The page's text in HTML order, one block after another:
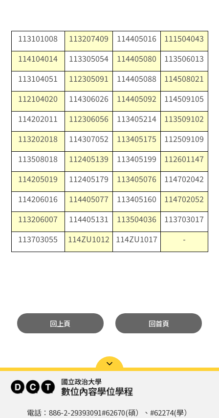
113101008 113207409 114405016
111504043
114104014
113305054 114405080
113506013
113104051
112305091 114405088
114508021
112104020
114306026 114405092
114509105
114202011
112306056 113405214
113509102
113202018
114307052 113405175
112509109
113508018
112405139 113405199
112601147
114205019
112405179 113405076
114702042
114206016
114405077 113405160
114702052
113206007
114405131 113504036
113703017
113703055
114ZU1012 114ZU1017 -
回上頁 回首頁
電話：886-2-29393091#62670(碩）、#62274(學）